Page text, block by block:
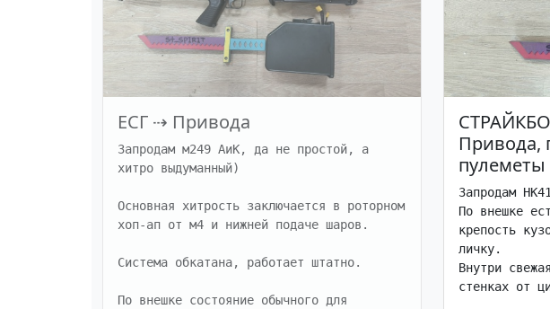
ЕСГ ⇢ Привода
Запродам м249 АиК, да не простой, а
хитро выдуманный)
Основная хитрость заключается в роторном
хоп-ап от м4 и нижней подаче шаров.
Система обкатана, работает штатно.
По внешке состояние обычного для
Привода,
пулеметы
Запродам
По внешке
крепость
личку.
Внутри
стенках от